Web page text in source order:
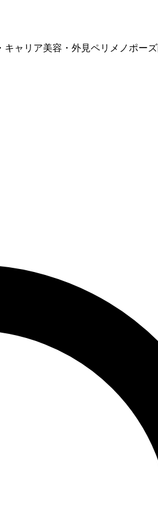
キャリア美容・外見ペリメノポーズ